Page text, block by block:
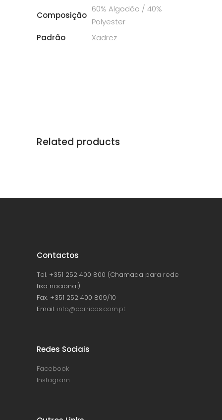
Composição
60% Algodão / 40%
Polyester
Padrão
Xadrez
Related products
Redes Sociais
Facebook
Instagram
Contactos
Tel. +351 252 400 800 (Chamada para rede
fixa nacional)
Fax. +351 252 400 809/10
Email. info@carricos.com.pt